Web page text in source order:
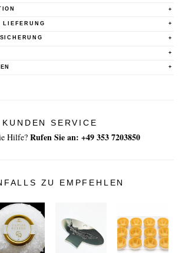
LIEFERUNG
KUNDEN SERVICE
Hilfe? Rufen Sie an: +49 353 7203850
ZU EMPFEHLEN